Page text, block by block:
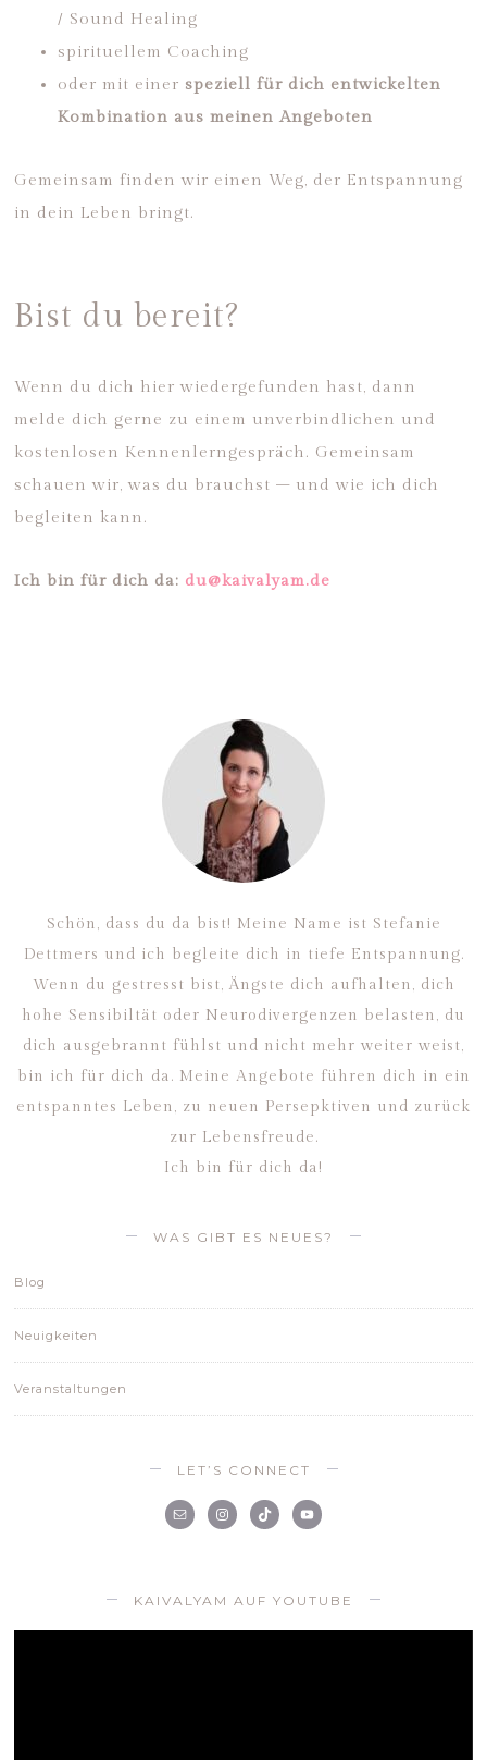
/ Sound Healing
spirituellem Coaching
oder mit einer speziell für dich entwickelten
Kombination aus meinen Angeboten
Gemeinsam finden wir einen Weg, der Entspannung
in dein Leben bringt.
Bist du bereit?
Wenn du dich hier wiedergefunden hast, dann
melde dich gerne zu einem unverbindlichen und
kostenlosen Kennenlerngespräch. Gemeinsam
schauen wir, was du brauchst – und wie ich dich
begleiten kann.
Ich bin für dich da: du@kaivalyam.de
Schön, dass du da bist! Meine Name ist Stefanie
Dettmers und ich begleite dich in tiefe Entspannung.
Wenn du gestresst bist, Ängste dich aufhalten, dich
hohe Sensibiltät oder Neurodivergenzen belasten, du
dich ausgebrannt fühlst und nicht mehr weiter weist,
bin ich für dich da. Meine Angebote führen dich in ein
entspanntes Leben, zu neuen Persepktiven und zurück
zur Lebensfreude.
Ich bin für dich da!
WAS GIBT ES NEUES?
Blog
Neuigkeiten
Veranstaltungen
LET’S CONNECT
KAIVALYAM AUF YOUTUBE